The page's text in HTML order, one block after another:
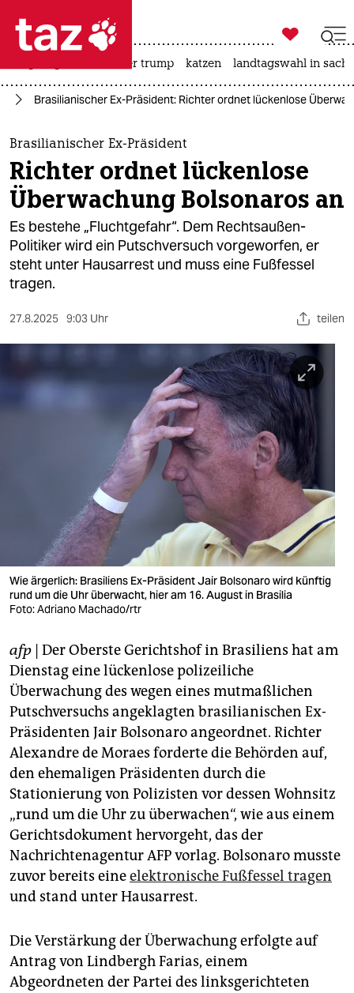
 taz zahl ich
taz zahl ich
themen
politik
öko
gesellschaft
kultur
sport
berlin
nord
veranstaltungen
fragen & hilfe
unterstützen
abo
genossenschaft
epaper login

taz zahl ich
usa unter trump katzen landtagswahl in
Brasilianischer Ex-Präsident: Richter ordnet lückenlose
Brasilianischer Ex-Präsident
Richter ordnet lückenlose
Überwachung Bolsonaros an
Es bestehe „Fluchtgefahr“. Dem Rechtsaußen-
Politiker wird ein Putschversuch vorgeworfen, er
steht unter Hausarrest und muss eine Fußfessel
tragen.
27.8.2025 9:03 Uhr teilen
Wie ärgerlich: Brasiliens Ex-Präsident Jair Bolsonaro wird künftig
rund um die Uhr überwacht, hier am 16. August in Brasilia
Foto: Adriano Machado/rtr
afp | Der Oberste Gerichtshof in Brasiliens hat am
Dienstag eine lückenlose polizeiliche
Überwachung des wegen eines mutmaßlichen
Putschversuchs angeklagten brasilianischen Ex-
Präsidenten Jair Bolsonaro angeordnet. Richter
Alexandre de Moraes forderte die Behörden auf,
den ehemaligen Präsidenten durch die
Stationierung von Polizisten vor dessen Wohnsitz
„rund um die Uhr zu überwachen“, wie aus einem
Gerichtsdokument hervorgeht, das der
Nachrichtenagentur AFP vorlag. Bolsonaro musste
zuvor bereits eineelektronische Fußfessel tragen
und stand unter Hausarrest.
Die Verstärkung der Überwachung erfolgte auf
Antrag von Lindbergh Farias, einem
Abgeordneten der Partei des linksgerichteten